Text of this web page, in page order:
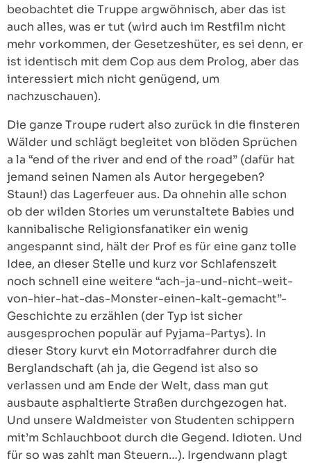
beobachtet die Truppe argwöhnisch, aber das ist
auch alles, was er tut (wird auch im Restfilm nicht
mehr vorkommen, der Gesetzeshüter, es sei denn, er
ist identisch mit dem Cop aus dem Prolog, aber das
interessiert mich nicht genügend, um
nachzuschauen).
Die ganze Troupe rudert also zurück in die finsteren
Wälder und schlägt begleitet von blöden Sprüchen
a la “end of the river and end of the road” (dafür hat
jemand seinen Namen als Autor hergegeben?
Staun!) das Lagerfeuer aus. Da ohnehin alle schon
ob der wilden Stories um verunstaltete Babies und
kannibalische Religionsfanatiker ein wenig
angespannt sind, hält der Prof es für eine ganz tolle
Idee, an dieser Stelle und kurz vor Schlafenszeit
noch schnell eine weitere “ach-ja-und-nicht-weit-
von-hier-hat-das-Monster-einen-kalt-gemacht”-
Geschichte zu erzählen (der Typ ist sicher
ausgesprochen populär auf Pyjama-Partys). In
dieser Story kurvt ein Motorradfahrer durch die
Berglandschaft (ah ja, die Gegend ist also so
verlassen und am Ende der Welt, dass man gut
ausbaute asphaltierte Straßen durchgezogen hat.
Und unsere Waldmeister von Studenten schippern
mit’m Schlauchboot durch die Gegend. Idioten. Und
für so was zahlt man Steuern…). Irgendwann plagt